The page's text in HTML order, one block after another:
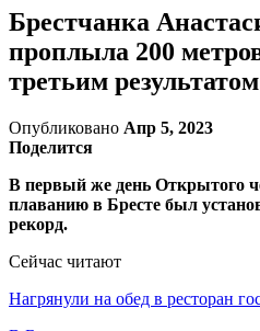
Брестчанка
проплыла 200
третьим
Опубликовано Апр 5, 2023
Поделится
В первый же день Открытого
плаванию в Бресте был
рекорд.
Сейчас читают
Нагрянули на обед в ресторан